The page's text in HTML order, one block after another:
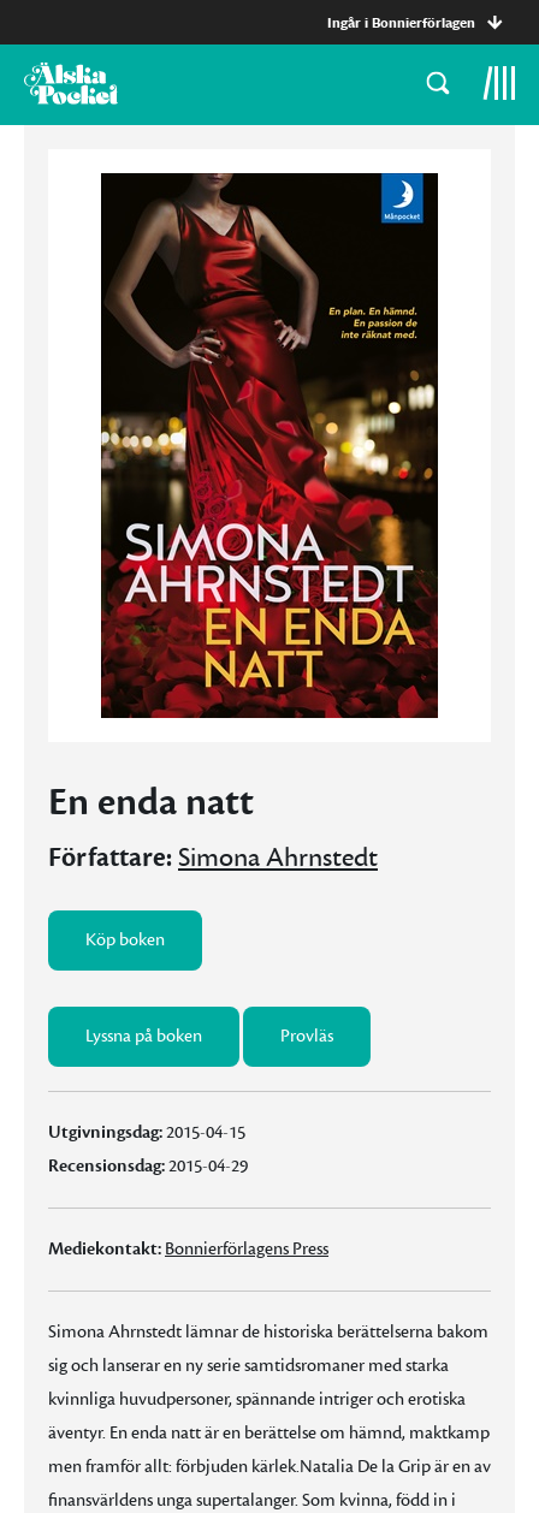
Ingår i Bonnierförlagen
En enda natt
Författare:Simona Ahrnstedt
Köp boken
Lyssna på boken Provläs
Utgivningsdag:2015-04-15
Recensionsdag:2015-04-29
Mediekontakt: Bonnierförlagens Press
Simona Ahrnstedt lämnar de historiska berättelserna bakom
sig och lanserar en ny serie samtidsromaner med starka
kvinnliga huvudpersoner, spännande intriger och erotiska
äventyr. En enda natt är en berättelse om hämnd, maktkamp
men framför allt: förbjuden kärlek.Natalia De la Grip är en av
finansvärldens unga supertalanger. Som kvinna, född in i